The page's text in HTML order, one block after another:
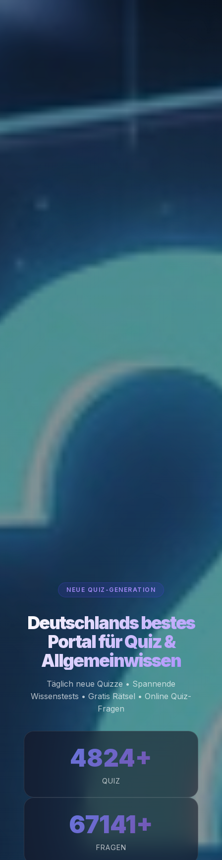
NEUE QUIZ-GENERATION
Deutschlands bestes
Portal für Quiz &
Allgemeinwissen
Täglich neue Quizze • Spannende
Wissenstests • Gratis Rätsel • Online Quiz-
Fragen
4824+
QUIZ
67141+
FRAGEN